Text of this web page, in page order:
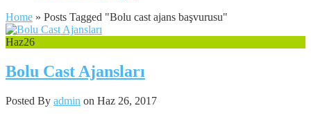
Home » Posts Tagged "Bolu cast ajans başvurusu"
Haz26
Bolu Cast Ajansları
Posted By admin on Haz 26, 2017